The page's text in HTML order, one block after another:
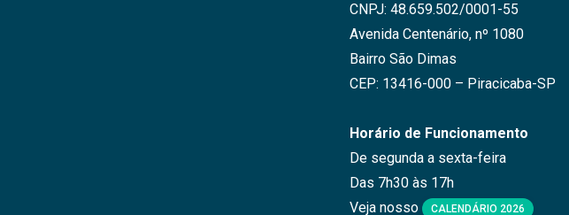
CNPJ: 48.659.502/0001-55
Avenida Centenário, nº 1080
Bairro São Dimas
CEP: 13416-000 – Piracicaba-SP
Horário de Funcionamento
De segunda a sexta-feira
Das 7h30 às 17h
Veja nosso
CALENDÁRIO 2026